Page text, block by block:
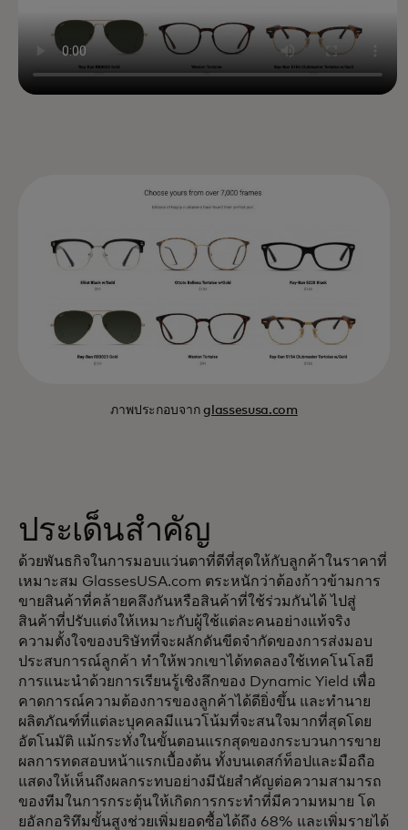
ภาพประกอบจากglassesusa.com
ประเด็นสำคัญ
ด้วยพันธกิจในการมอบแว่นตาที่ดีที่สุดให้กับลูกค้าในราคาที่
เหมาะสม GlassesUSA.com ตระหนักว่าต้องก้าวข้ามการ
ขายสินค้าที่คล้ายคลึงกันหรือสินค้าที่ใช้ร่วมกันได้ ไปสู่
สินค้าที่ปรับแต่งให้เหมาะกับผู้ใช้แต่ละคนอย่างแท้จริง
ความตั้งใจของบริษัทที่จะผลักดันขีดจำกัดของการส่งมอบ
ประสบการณ์ลูกค้า ทำให้พวกเขาได้ทดลองใช้เทคโนโลยี
การแนะนำด้วยการเรียนรู้เชิงลึกของ Dynamic Yield เพื่อ
คาดการณ์ความต้องการของลูกค้าได้ดียิ่งขึ้น และทำนาย
ผลิตภัณฑ์ที่แต่ละบุคคลมีแนวโน้มที่จะสนใจมากที่สุดโดย
อัตโนมัติ แม้กระทั่งในขั้นตอนแรกสุดของกระบวนการขาย
ผลการทดสอบหน้าแรกเบื้องต้น ทั้งบนเดสก์ท็อปและมือถือ
แสดงให้เห็นถึงผลกระทบอย่างมีนัยสำคัญต่อความสามารถ
ของทีมในการกระตุ้นให้เกิดการกระทำที่มีความหมาย โด
ยอัลกอริทึมขั้นสูงช่วยเพิ่มยอดซื้อได้ถึง 68% และเพิ่มรายได้